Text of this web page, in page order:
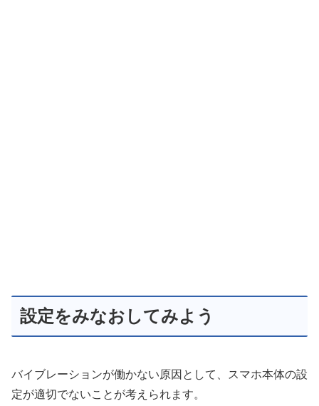
設定をみなおしてみよう
バイブレーションが働かない原因として、スマホ本体の設
定が適切でないことが考えられます。